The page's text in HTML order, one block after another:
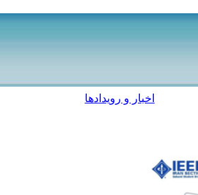
اخبار و رویدادها